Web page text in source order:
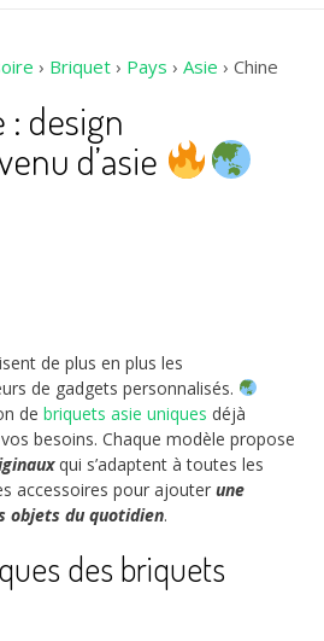
› Briquet › Pays › Asie › Chine
: design
d’asie
de plus en plus les
de gadgets personnalisés.
de briquets asie uniques déjà
besoins. Chaque modèle propose
qui s’adaptent à toutes les
accessoires pour ajouter une
objets du quotidien.
des briquets